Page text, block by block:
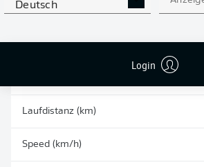
Deutsch
Login
Einsätze
Sprints
Laufdistanz (km)
Speed (km/h)